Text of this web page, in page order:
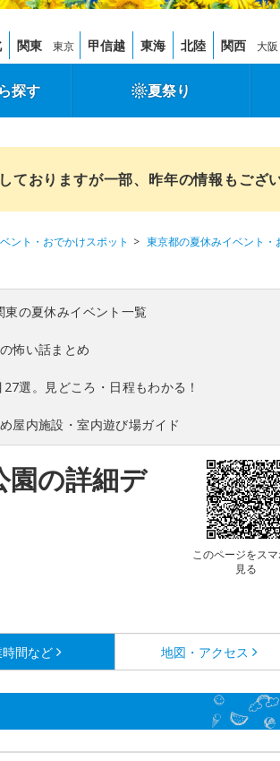
関東 東京 甲信越 東海 北陸 関西 大阪
探す 夏祭り
ておりますが一部、昨年の情報もござ
ント・おでかけスポット 東京都の夏休みイベント・
の夏休みイベント一覧
怖い話まとめ
選。見どころ・日程もわかる！
屋内施設・室内遊び場ガイド
園の詳細デ
このページをス
見る
間など 地図・アクセス